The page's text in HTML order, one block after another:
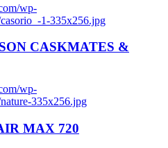
wp-
1-335x256.jpg
CASKMATES &
wp-
335x256.jpg
MAX 720